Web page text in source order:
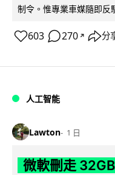
制令。惟專業車媒隨即反
603 270 ↗ 分
人工智能
Lawton 1 日
微軟刪走